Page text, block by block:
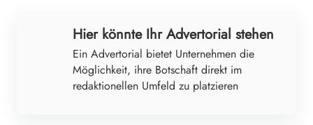
Hier könnte Ihr Advertorial stehen
Ein Advertorial bietet Unternehmen die
Möglichkeit, ihre Botschaft direkt im
redaktionellen Umfeld zu platzieren